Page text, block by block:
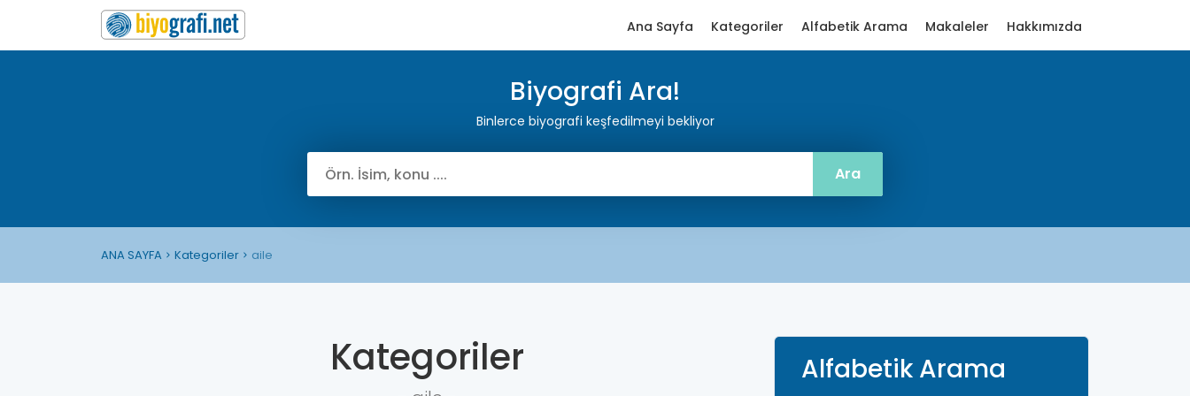
Ana Sayfa Kategoriler Alfabetik Arama Makaleler Hakkımızda
Biyografi Ara!
Binlerce biyografi keşfedilmeyi bekliyor
ANA SAYFA Kategoriler aile
Kategoriler Alfabetik Arama